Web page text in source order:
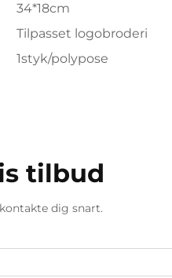
34*18cm
Tilpasset logobroderi
1styk/polypose
tilbud
dig snart.